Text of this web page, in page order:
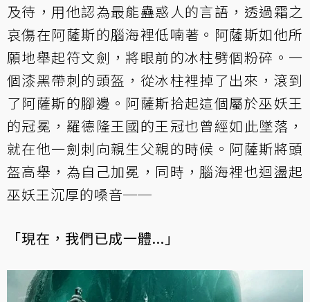
及待，用他認為最能蠱惑人的言語，透過霜之
哀傷在阿薩斯的腦海裡低喃著。阿薩斯如他所
願地舉起符文劍，將眼前的冰柱劈個粉碎。一
個漆黑帶刺的頭盔，從冰柱裡掉了出來，滾到
了阿薩斯的腳邊。阿薩斯拾起這個屬於巫妖王
的冠冕，羅德隆王國的王冠也曾經如此墜落，
就在他一劍刺向親生父親的時候。阿薩斯將頭
盔高舉，為自己加冕，同時，腦海裡也迴盪起
巫妖王沉厚的嗓音──
「現在，我們已成一體...」